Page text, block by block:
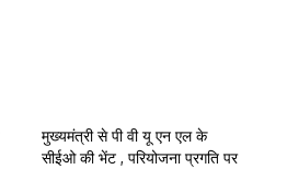
मुख्यमंत्री से पी वी यू एन एल के
सीईओ की भेंट , परियोजना प्रगति पर